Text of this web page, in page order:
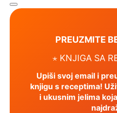
PREUZMITE
⋆ KNJIGA SA
Upiši svoj email i
knjigu s receptima!
i ukusnim jelima